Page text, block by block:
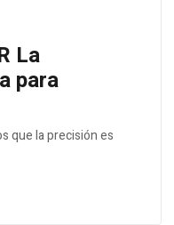
La
para
que la precisión es